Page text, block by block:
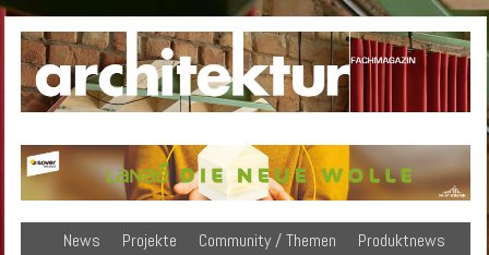
News Projekte Community / Themen
Produktnews